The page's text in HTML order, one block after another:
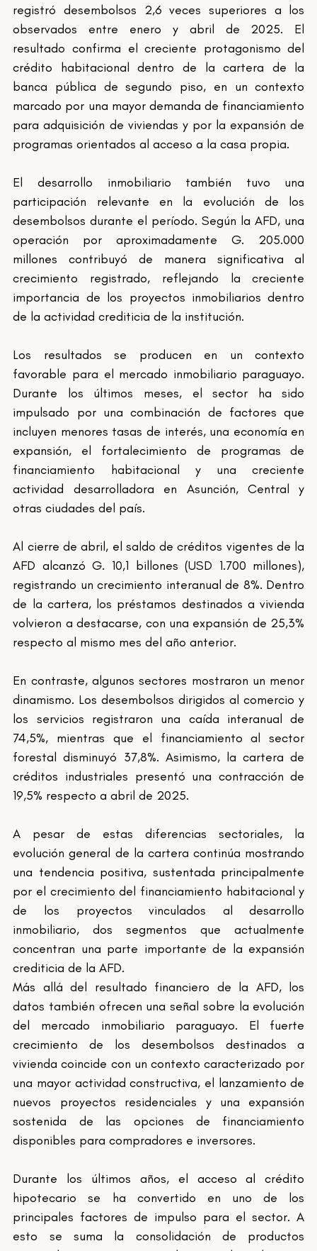
registró desembolsos 2,6 veces superiores a los
observados entre enero y abril de 2025. El
resultado confirma el creciente protagonismo del
crédito habitacional dentro de la cartera de la
banca pública de segundo piso, en un contexto
marcado por una mayor demanda de financiamiento
para adquisición de viviendas y por la expansión de
programas orientados al acceso a la casa propia.
El desarrollo inmobiliario también tuvo una
participación relevante en la evolución de los
desembolsos durante el período. Según la AFD, una
operación por aproximadamente G. 205.000
millones contribuyó de manera significativa al
crecimiento registrado, reflejando la creciente
importancia de los proyectos inmobiliarios dentro
de la actividad crediticia de la institución.
Los resultados se producen en un contexto
favorable para el mercado inmobiliario paraguayo.
Durante los últimos meses, el sector ha sido
impulsado por una combinación de factores que
incluyen menores tasas de interés, una economía en
expansión, el fortalecimiento de programas de
financiamiento habitacional y una creciente
actividad desarrolladora en Asunción, Central y
otras ciudades del país.
Al cierre de abril, el saldo de créditos vigentes de la
AFD alcanzó G. 10,1 billones (USD 1.700 millones),
registrando un crecimiento interanual de 8%. Dentro
de la cartera, los préstamos destinados a vivienda
volvieron a destacarse, con una expansión de 25,3%
respecto al mismo mes del año anterior.
En contraste, algunos sectores mostraron un menor
dinamismo. Los desembolsos dirigidos al comercio y
los servicios registraron una caída interanual de
74,5%, mientras que el financiamiento al sector
forestal disminuyó 37,8%. Asimismo, la cartera de
créditos industriales presentó una contracción de
19,5% respecto a abril de 2025.
A pesar de estas diferencias sectoriales, la
evolución general de la cartera continúa mostrando
una tendencia positiva, sustentada principalmente
por el crecimiento del financiamiento habitacional y
de los proyectos vinculados al desarrollo
inmobiliario, dos segmentos que actualmente
concentran una parte importante de la expansión
crediticia de la AFD.
Más allá del resultado financiero de la AFD, los
datos también ofrecen una señal sobre la evolución
del mercado inmobiliario paraguayo. El fuerte
crecimiento de los desembolsos destinados a
vivienda coincide con un contexto caracterizado por
una mayor actividad constructiva, el lanzamiento de
nuevos proyectos residenciales y una expansión
sostenida de las opciones de financiamiento
disponibles para compradores e inversores.
Durante los últimos años, el acceso al crédito
hipotecario se ha convertido en uno de los
principales factores de impulso para el sector. A
esto se suma la consolidación de productos